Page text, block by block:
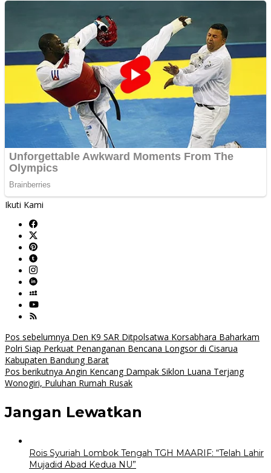
Ikuti Kami
Navigasi
pos
Pos sebelumnya Den K9 SAR Ditpolsatwa Korsabhara Baharkam
Polri Siap Perkuat Penanganan Bencana Longsor di Cisarua
Kabupaten Bandung Barat
Pos berikutnya Angin Kencang Dampak Siklon Luana Terjang
Wonogiri, Puluhan Rumah Rusak
Jangan Lewatkan
Rois Syuriah Lombok Tengah TGH MAARIF: “Telah Lahir
Mujadid Abad Kedua NU”